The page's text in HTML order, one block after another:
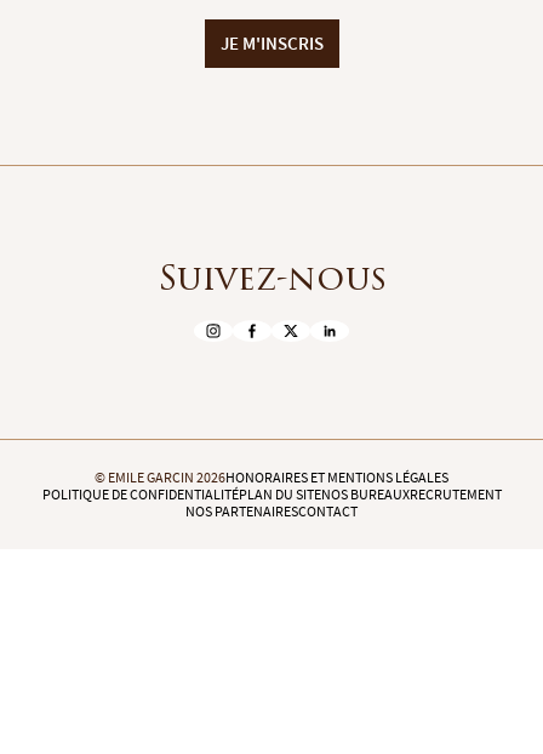
JE M'INSCRIS
Suivez-nous
© EMILE GARCIN 2026HONORAIRES ET MENTIONS LÉGALES
POLITIQUE DE CONFIDENTIALITÉPLAN DU SITENOS BUREAUXRECRUTEMENT
NOS PARTENAIRESCONTACT